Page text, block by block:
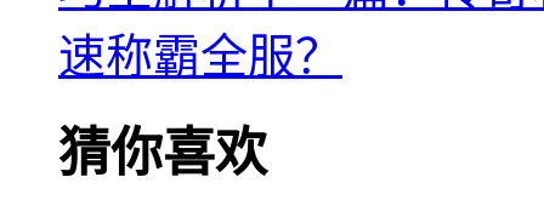
速称霸全服？
猜你喜欢